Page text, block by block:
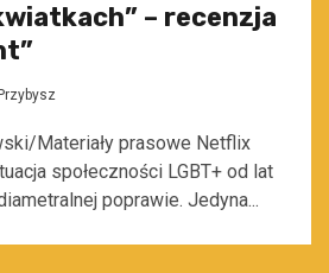
– recenzja
Materiały prasowe Netflix
społeczności LGBT+ od lat
poprawie. Jedyna...